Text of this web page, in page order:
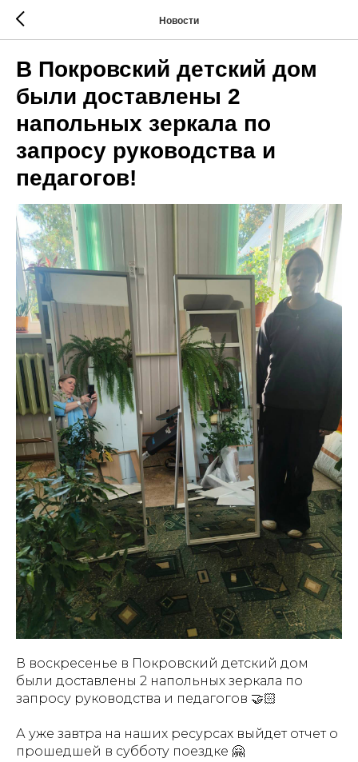
Новости
В Покровский детский дом
были доставлены 2
напольных зеркала по
запросу руководства и
педагогов!
В воскресенье в Покровский детский дом
были доставлены 2 напольных зеркала по
запросу руководства и педагогов 🤝🏻
А уже завтра на наших ресурсах выйдет отчет о
прошедшей в субботу поездке 🤗